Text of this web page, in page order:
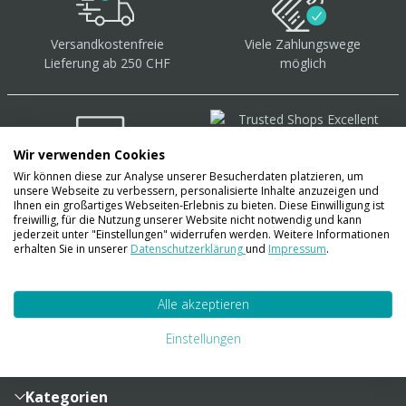
Versandkostenfreie
Lieferung ab 250 CHF
Viele Zahlungswege
möglich
Über 40.000 Artikel auf
Lager
Sendungsverfolgung
Zahlung und Versand
Lieferinformationen
Kategorien
Wir verwenden Cookies
Wir können diese zur Analyse unserer Besucherdaten platzieren, um
unsere Webseite zu verbessern, personalisierte Inhalte anzuzeigen und
Ihnen ein großartiges Webseiten-Erlebnis zu bieten. Diese Einwilligung ist
freiwillig, für die Nutzung unserer Website nicht notwendig und kann
jederzeit unter "Einstellungen" widerrufen werden. Weitere Informationen
erhalten Sie in unserer Datenschutzerklärungund Impressum.
Alle akzeptieren
Einstellungen